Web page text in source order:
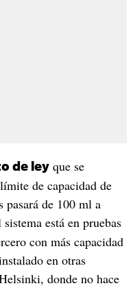
de leyque se
de capacidad de
pasará de 100 ml a
está en pruebas
con más capacidad
en otras
donde no hace